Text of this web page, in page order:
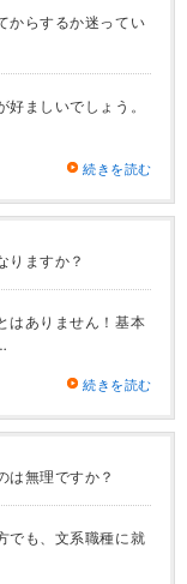
からするか迷ってい
ましいでしょう。
続きを読む
りますか？
はありません！基本
続きを読む
は無理ですか？
でも、文系職種に就